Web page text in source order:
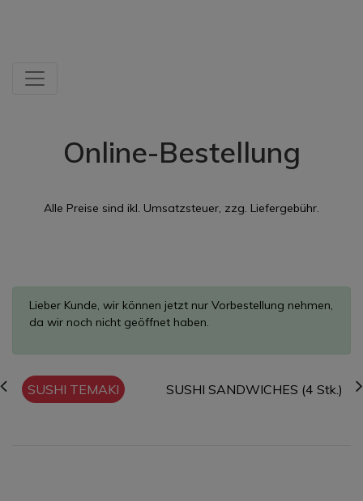
Online-Bestellung
Alle Preise sind ikl. Umsatzsteuer, zzg. Liefergebühr.
Lieber Kunde, wir können jetzt nur Vorbestellung nehmen,
da wir noch nicht geöffnet haben.
SUSHI TEMAKI SUSHI SANDWICHES (4 Stk.)